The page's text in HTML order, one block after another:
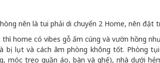
nên là tui phải di chuyển 2 Home, nên đặt
home có vibes gỗ ấm cúng và vườn hồng
bị lụt và cách âm phòng không tốt. Phòng
móc treo quần áo, bàn và ghế), nhà dưới